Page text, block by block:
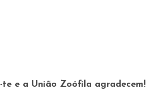
e a União Zoófila agradecem!